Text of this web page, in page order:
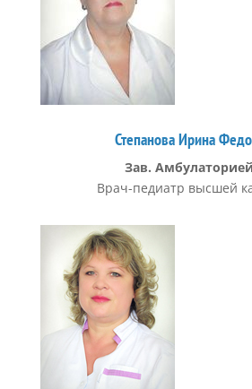
Степанова Ирина
Зав.
Врач-педиатр высшей